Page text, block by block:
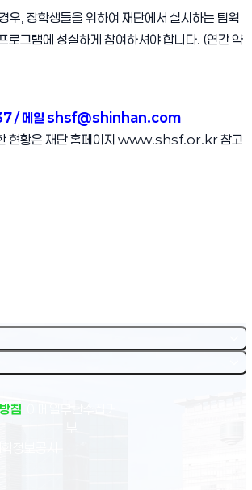
우, 장학생들을 위하여 재단에서 실시하는 팀웍
로그램에 성실하게 참여하셔야 합니다. (연간 약
/ 메일 shsf@shinhan.com
현황은 재단 홈페이지 www.shsf.or.kr참고
침